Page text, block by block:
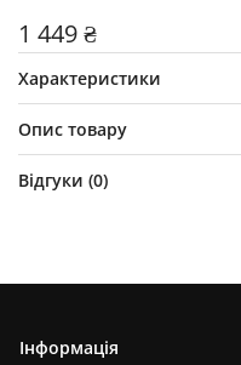
1 449 ₴
Характеристики
Опис товару
Відгуки (0)
Інформація